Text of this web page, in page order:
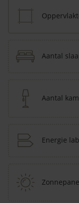
Aantal
Aantal
Energie